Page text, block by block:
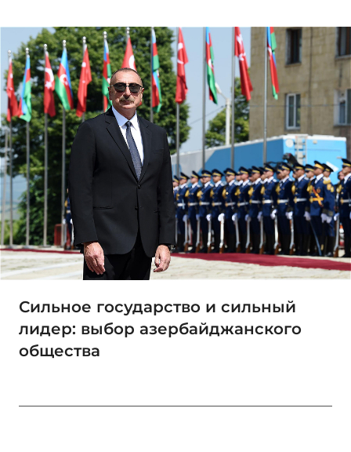
Сильное государство и сильный
лидер: выбор азербайджанского
общества